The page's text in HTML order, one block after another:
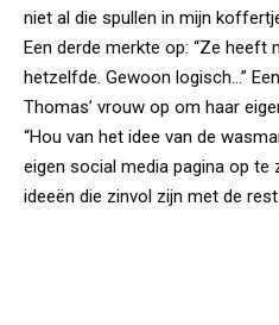
niet al die spullen in mijn
Een derde merkte op: “Ze heeft
hetzelfde. Gewoon logisch…”
Thomas’ vrouw op om haar
“Hou van het idee van de
eigen social media pagina op te
ideeën die zinvol zijn met de rest